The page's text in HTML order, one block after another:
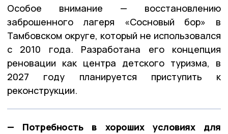
Особое внимание — восстановлению
заброшенного лагеря «Сосновый бор» в
Тамбовском округе, который не использовался
с 2010 года. Разработана его концепция
реновации как центра детского туризма, в
2027 году планируется приступить к
реконструкции.
— Потребность в хороших условиях для